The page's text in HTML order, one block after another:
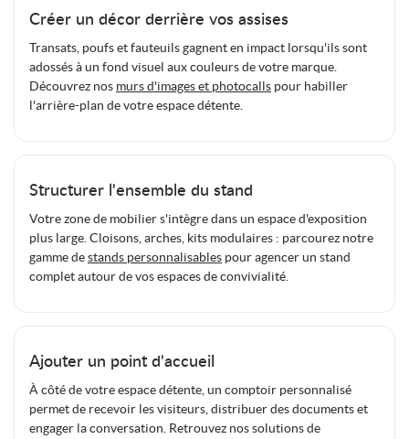
Créer un décor derrière vos assises
Transats, poufs et fauteuils gagnent en impact lorsqu'ils sont
adossés à un fond visuel aux couleurs de votre marque.
Découvrez nos murs d'images et photocalls pour habiller
l'arrière-plan de votre espace détente.
Structurer l'ensemble du stand
Votre zone de mobilier s'intègre dans un espace d'exposition
plus large. Cloisons, arches, kits modulaires : parcourez notre
gamme destands personnalisables pour agencer un stand
complet autour de vos espaces de convivialité.
Ajouter un point d'accueil
À côté de votre espace détente, un comptoir personnalisé
permet de recevoir les visiteurs, distribuer des documents et
engager la conversation. Retrouvez nos solutions de